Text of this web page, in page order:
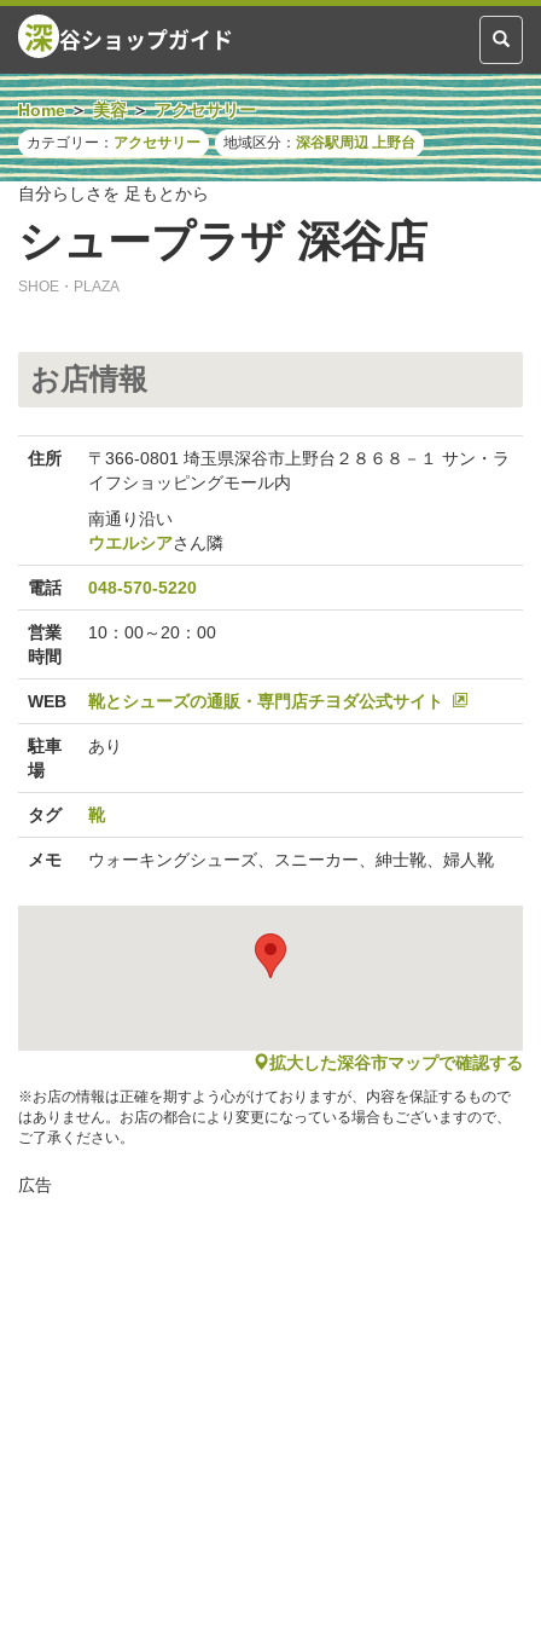
Toggle
深 谷ショップガイド
Home 美容 アクセサリー
カテゴリー： アクセサリー 地域区分： 深谷駅周辺 上野台
自分らしさを 足もとから
シュープラザ 深谷店
SHOE・PLAZA
お店情報
住所
〒366-0801 埼玉県深谷市上野台２８６８－１ サン・ラ
イフショッピングモール内
南通り沿い
ウエルシアさん隣
電話 048-570-5220
営業
時間
10：00～20：00
WEB 靴とシューズの通販・専門店チヨダ公式サイト
駐車
場
あり
タグ 靴
メモ ウォーキングシューズ、スニーカー、紳士靴、婦人靴
map
拡大した深谷市マップで確認する
※お店の情報は正確を期すよう心がけておりますが、内容を保証するもので
はありません。お店の都合により変更になっている場合もございますので、
ご了承ください。
広告